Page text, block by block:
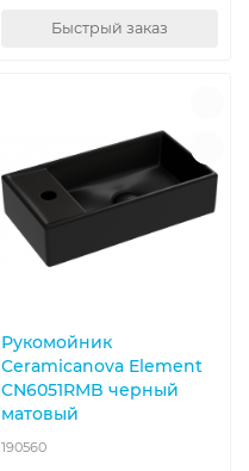
Быстрый заказ
Рукомойник
Ceramicanova Element
CN6051RMB черный
матовый
190560